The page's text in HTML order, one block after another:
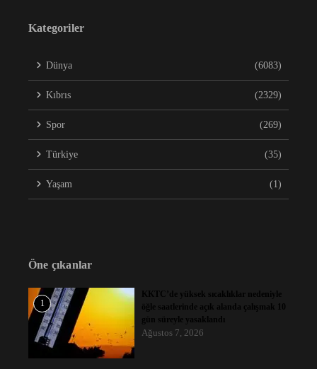
Kategoriler
Dünya (6083)
Kıbrıs (2329)
Spor (269)
Türkiye (35)
Yaşam (1)
Öne çıkanlar
1
KKTC’de yüksek sıcaklıklar nedeniyle
öğle saatlerinde açık alanda çalışmak 10
gün süreyle yasaklandı
Ağustos 7, 2026